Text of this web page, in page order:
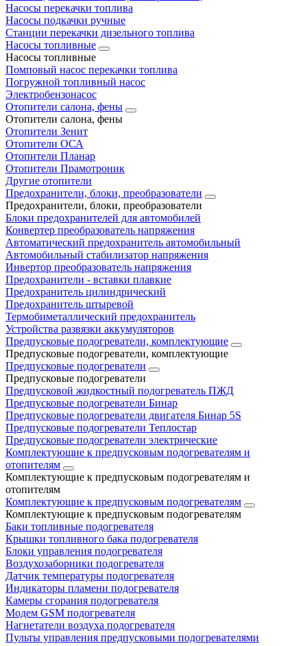
Насосы перекачки топлива
Насосы подкачки ручные
Станции перекачки дизельного топлива
Насосы топливные
Насосы топливные
Помповый насос перекачки топлива
Погружной топливный насос
Электробензонасос
Отопители салона, фены
Отопители салона, фены
Отопители Зенит
Отопители ОСА
Отопители Планар
Отопители Прамотроник
Другие отопители
Предохранители, блоки, преобразователи
Предохранители, блоки, преобразователи
Блоки предохранителей для автомобилей
Конвертер преобразователь напряжения
Автоматический предохранитель автомобильный
Автомобильный стабилизатор напряжения
Инвертор преобразователь напряжения
Предохранители - вставки плавкие
Предохранитель цилиндрический
Предохранитель штыревой
Термобиметаллический предохранитель
Устройства развязки аккумуляторов
Предпусковые подогреватели, комплектующие
Предпусковые подогреватели, комплектующие
Предпусковые подогреватели
Предпусковые подогреватели
Предпусковой жидкостный подогреватель ПЖД
Предпусковые подогреватели Бинар
Предпусковые подогреватели двигателя Бинар 5S
Предпусковые подогреватели Теплостар
Предпусковые подогреватели электрические
Комплектующие к предпусковым подогревателям и
отопителям
Комплектующие к предпусковым подогревателям и
отопителям
Комплектующие к предпусковым подогревателям
Комплектующие к предпусковым подогревателям
Баки топливные подогревателя
Крышки топливного бака подогревателя
Блоки управления подогревателя
Воздухозаборники подогревателя
Датчик температуры подогревателя
Индикаторы пламени подогревателя
Камеры сгорания подогревателя
Модем GSM подогревателя
Нагнетатели воздуха подогревателя
Пульты управления предпусковыми подогревателями